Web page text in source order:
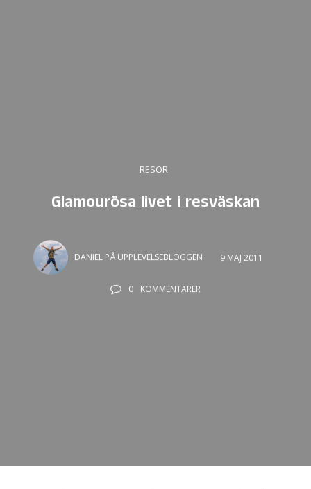
RESOR
Glamourösa livet i resväskan
DANIEL PÅ UPPLEVELSEBLOGGEN 9 MAJ 2011
0 KOMMENTARER